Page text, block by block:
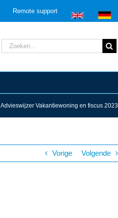
Remote support
Zoeken
naar:
Advieswijzer Vakantiewoning en fiscus 2023
Vorige Volgende